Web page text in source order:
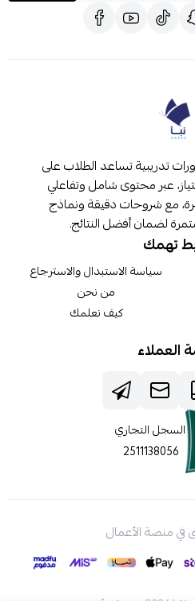
تدريبية تساعد الطلاب على
عبر محتوى شامل وتفاعلي
مع شروحات دقيقة ونماذج
لضمان أفضل النتائج.
تهمك
سياسة الاستبدال والاسترجاع
من نحن
كيف نعلمك
العملاء
السجل التجاري
2511138056
في منصة الأعمال